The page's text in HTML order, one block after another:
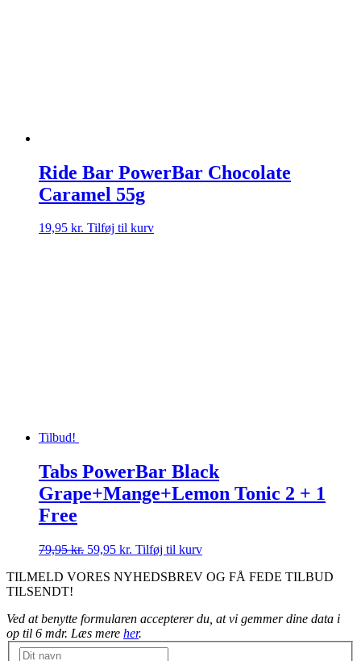
Ride Bar PowerBar Chocolate
Caramel 55g
19,95 kr. Tilføj til kurv
Tilbud!
Tabs PowerBar Black
Grape+Mange+Lemon Tonic 2 + 1
Free
79,95kr. Den
pris
59,95 kr. Den
pris
Tilføj til kurv
TILMELD VORES NYHEDSBREV OG FÅ FEDE TILBUD
TILSENDT!
Ved at benytte formularen accepterer du, at vi gemmer dine data i
op til 6 mdr. Læs mere her.
Nyhedsbrev